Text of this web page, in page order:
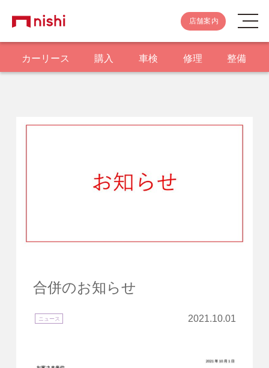
店舗案内
カーリース 購入 車検 修理 整備
合併のお知らせ
ニュース 2021.10.01